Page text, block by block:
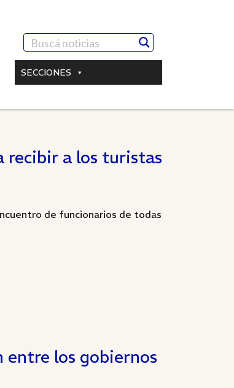
SECCIONES
recibir a los turistas
de funcionarios de todas
entre los gobiernos